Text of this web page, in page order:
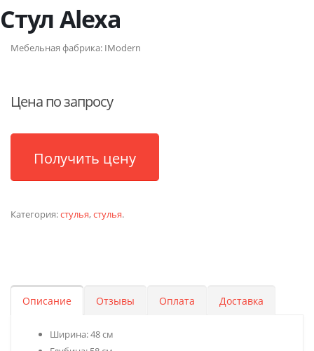
Стул Alexa
Мебельная фабрика: IModern
Цена по запросу
Получить цену
Категория:стулья,стулья.
Описание Отзывы Оплата Доставка
Ширина: 48 см